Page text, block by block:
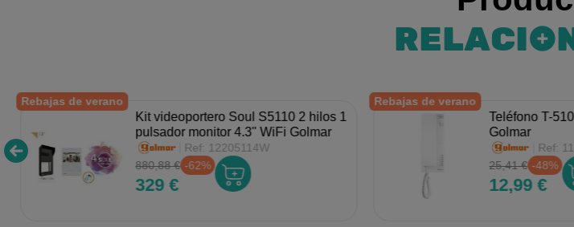
Rebajas de verano
Kit videoportero Soul S5110 2 hilos 1
pulsador monitor 4.3" WiFi Golmar
Ref: 12205114W
880,88 € -62%
329 €
Rebajas de verano
Teléfono T-
Golmar
Ref:
25,41 € -48%
12,99 €